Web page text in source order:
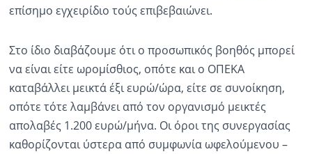
επίσημο εγχειρίδιο τούς επιβεβαιώνει.
Στο ίδιο διαβάζουμε ότι ο προσωπικός βοηθός μπορεί
να είναι είτε ωρομίσθιος, οπότε και ο ΟΠΕΚΑ
καταβάλλει μεικτά έξι ευρώ/ώρα, είτε σε συνοίκηση,
οπότε τότε λαμβάνει από τον οργανισμό μεικτές
απολαβές 1.200 ευρώ/μήνα. Οι όροι της συνεργασίας
καθορίζονται ύστερα από συμφωνία ωφελούμενου –